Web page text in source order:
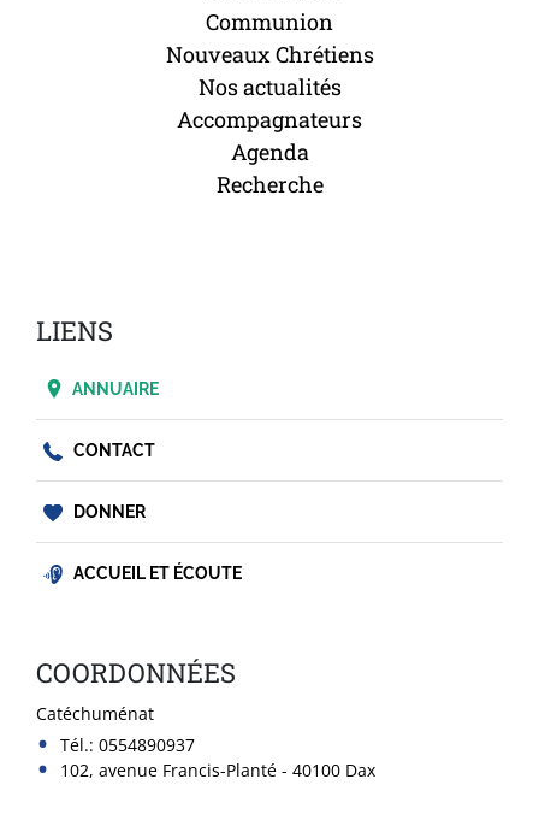
Communion
Nouveaux Chrétiens
Nos actualités
Accompagnateurs
Agenda
Recherche
LIENS
ANNUAIRE
CONTACT
DONNER
ACCUEIL ET ÉCOUTE
COORDONNÉES
Catéchuménat
Tél.: 0554890937
102, avenue Francis-Planté - 40100 Dax